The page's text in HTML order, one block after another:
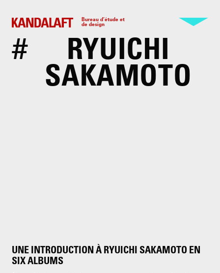
Bureau d’étude et
de design
#
RYUICHI
SAKAMOTO
UNE INTRODUCTION À RYUICHI SAKAMOTO EN
SIX ALBUMS